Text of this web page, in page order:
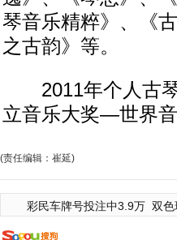
琴音乐精粹》、《
之古韵》等。
2011年个人古琴
立音乐大奖—世界音
(责任编辑：崔延)
彩民车牌号投注中3.9万 双